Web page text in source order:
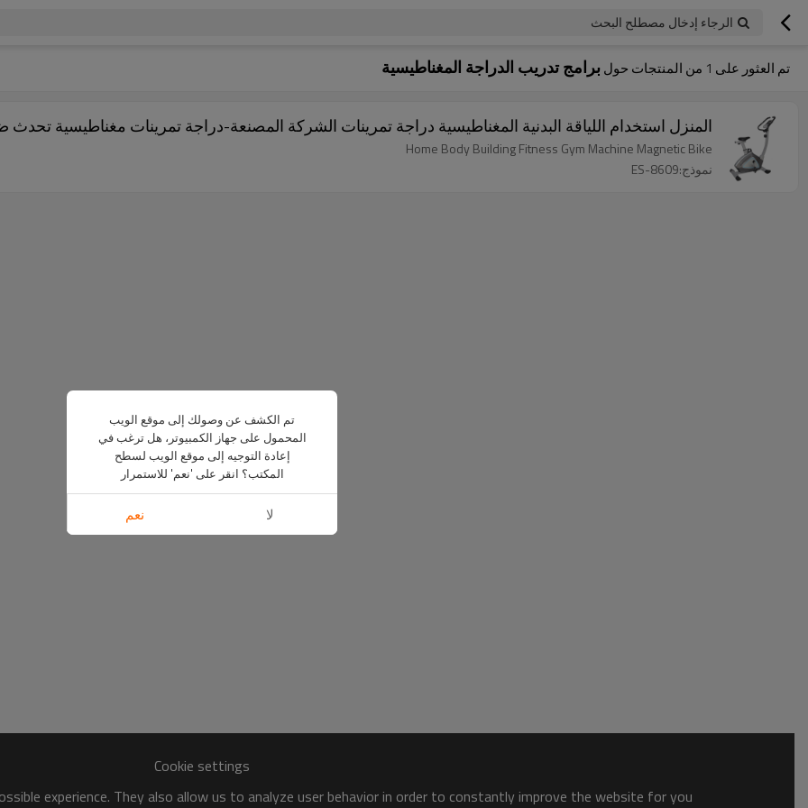
الرجاء إدخال مصطلح البحث
تم العثور على 1 من المنتجات حولبرامج تدريب الدراجة المغناطيسية
المنزل استخدام اللياقة البدنية المغناطيسية دراجة تمرينات الشركة المصنعة-دراجة تمرينات مغناطيسية
Home Body Building Fitness Gym Machine Magnetic Bike
نموذج:ES-8609
Cookie settings
experience. They also allow us to analyze user behavior in order to constantly improve the website for you.
تم الكشف عن وصولك إلى موقع الويب
المحمول على جهاز الكمبيوتر، هل ترغب في
إعادة التوجيه إلى موقع الويب لسطح
المكتب؟ انقر على 'نعم' للاستمرار
لا نعم